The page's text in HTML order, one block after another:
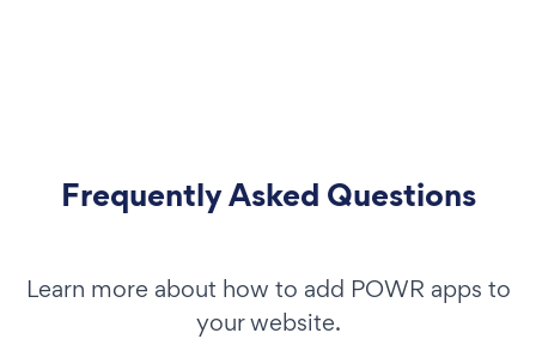
Frequently Asked Questions
Learn more about how to add POWR apps to
your website.